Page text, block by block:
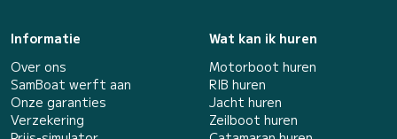
Informatie
Over ons
SamBoat werft aan
Onze garanties
Verzekering
Wat kan ik huren
Motorboot huren
RIB huren
Jacht huren
Zeilboot huren